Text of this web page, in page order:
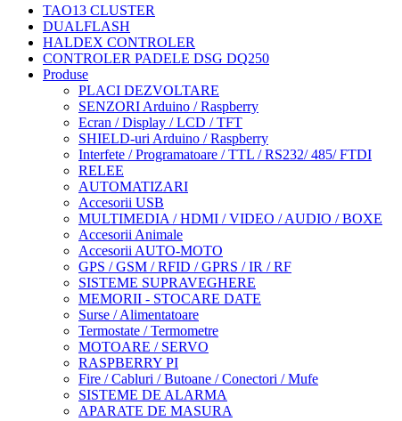
TAO13 CLUSTER
DUALFLASH
HALDEX CONTROLER
CONTROLER PADELE DSG DQ250
Produse
PLACI DEZVOLTARE
SENZORI Arduino / Raspberry
Ecran / Display / LCD / TFT
SHIELD-uri Arduino / Raspberry
Interfete / Programatoare / TTL / RS232/ 485/ FTDI
RELEE
AUTOMATIZARI
Accesorii USB
MULTIMEDIA / HDMI / VIDEO / AUDIO / BOXE
Accesorii Animale
Accesorii AUTO-MOTO
GPS / GSM / RFID / GPRS / IR / RF
SISTEME SUPRAVEGHERE
MEMORII - STOCARE DATE
Surse / Alimentatoare
Termostate / Termometre
MOTOARE / SERVO
RASPBERRY PI
Fire / Cabluri / Butoane / Conectori / Mufe
SISTEME DE ALARMA
APARATE DE MASURA